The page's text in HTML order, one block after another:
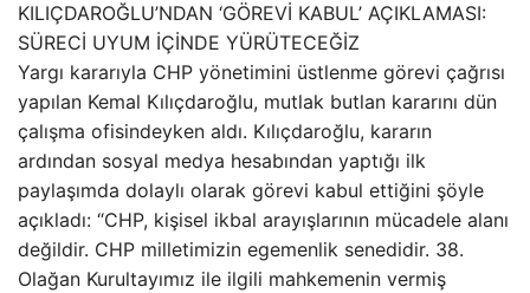
KILIÇDAROĞLU’NDAN ‘GÖREVİ KABUL’ AÇIKLAMASI:
SÜRECİ UYUM İÇİNDE YÜRÜTECEĞİZ
Yargı kararıyla CHP yönetimini üstlenme görevi çağrısı
yapılan Kemal Kılıçdaroğlu, mutlak butlan kararını dün
çalışma ofisindeyken aldı. Kılıçdaroğlu, kararın
ardından sosyal medya hesabından yaptığı ilk
paylaşımda dolaylı olarak görevi kabul ettiğini şöyle
açıkladı: “CHP, kişisel ikbal arayışlarının mücadele alanı
değildir. CHP milletimizin egemenlik senedidir. 38.
Olağan Kurultayımız ile ilgili mahkemenin vermiş